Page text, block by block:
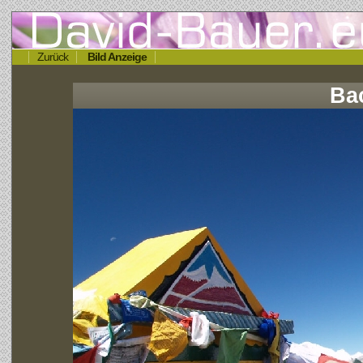
Zurück Bild Anzeige